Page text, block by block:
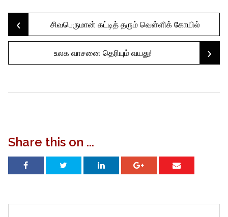
Post
navigation
‹ சிவபெருமான் கட்டித் தரும் வெள்ளிக் கோயில்
உலக வாசனை தெரியும் வயது! ›
Share this on ...